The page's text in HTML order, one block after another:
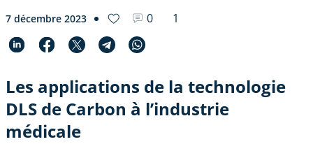
7 décembre 2023 0 1
Les applications de la technologie
DLS de Carbon à l’industrie
médicale